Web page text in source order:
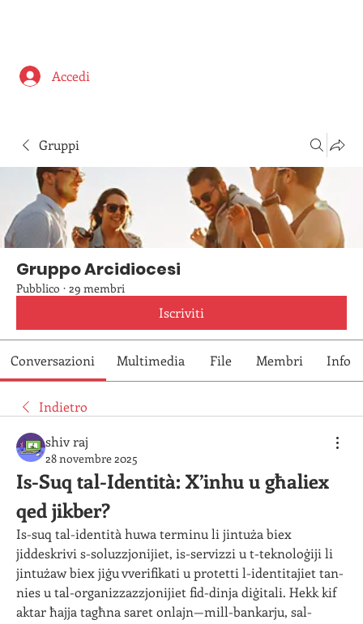
Accedi
Gruppi
Gruppo Arcidiocesi
Pubblico · 29 membri
Iscriviti
Conversazioni Multimedia File Membri Info
Indietro
shiv raj
28 novembre 2025
Is-Suq tal-Identità: X’inhu u għaliex
qed jikber?
Is-suq tal-identità huwa terminu li jintuża biex
jiddeskrivi s-soluzzjonijiet, is-servizzi u t-teknoloġiji li
jintużaw biex jiġu vverifikati u protetti l-identitajiet tan-
nies u tal-organizzazzjonijiet fid-dinja diġitali. Hekk kif
aktar ħajja tagħna saret onlajn—mill-bankarju, sal-